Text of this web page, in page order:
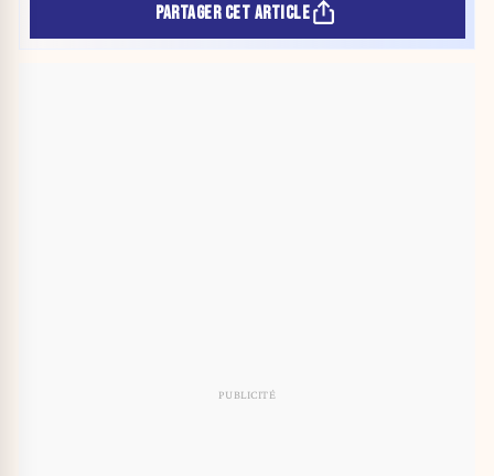
PARTAGER CET ARTICLE